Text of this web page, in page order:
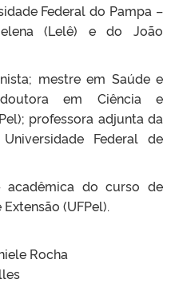
Federal do Pampa –
(Lelê) e do João
mestre em Saúde e
doutora em Ciência e
professora adjunta da
Federal de
acadêmica do curso de
(UFPel).
Rocha